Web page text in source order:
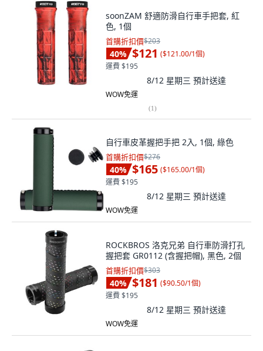
soonZAM 舒適防滑自行車手把套, 紅
色, 1個
首購折扣價$203
40% $121 ($121.00/1個)
運費 $195
8/12 星期三 預計送達
WOW免運
(1)
自行車皮革握把手把 2入, 1個, 綠色
首購折扣價$276
40% $165 ($165.00/1個)
運費 $195
8/12 星期三 預計送達
WOW免運
ROCKBROS 洛克兄弟 自行車防滑打孔
握把套 GR0112 (含握把帽), 黑色, 2個
首購折扣價$303
40% $181 ($90.50/1個)
運費 $195
8/12 星期三 預計送達
WOW免運